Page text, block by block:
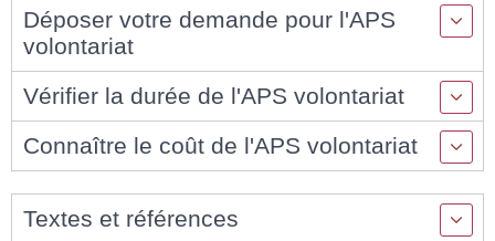
Déposer votre demande pour l'APS
volontariat
Vérifier la durée de l'APS volontariat
Connaître le coût de l'APS volontariat
Textes et références